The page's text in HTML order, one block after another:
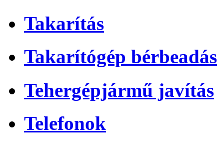
Takarítás
Takarítógép bérbeadás
Tehergépjármű javítás
Telefonok